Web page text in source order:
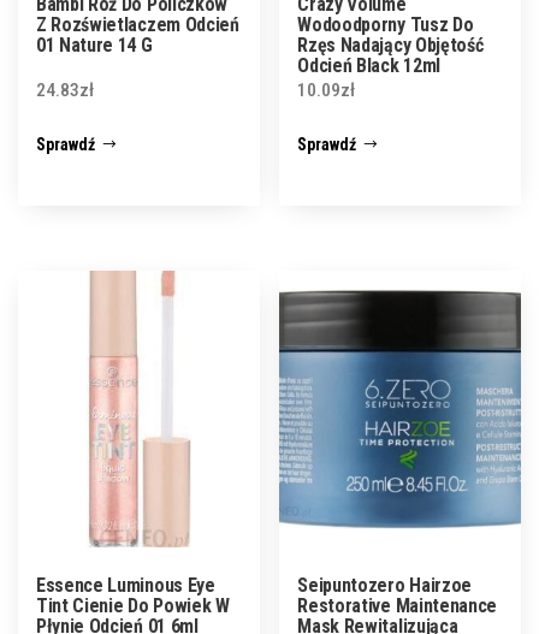
Z Rozświetlaczem Odcień
01 Nature 14 G
24.83zł
Sprawdź
Wodoodporny Tusz Do
Rzęs Nadający Objętość
Odcień Black 12ml
10.09zł
Sprawdź
Essence Luminous Eye
Tint Cienie Do Powiek W
Płynie Odcień 01 6ml
Seipuntozero Hairzoe
Restorative Maintenance
Mask Rewitalizująca